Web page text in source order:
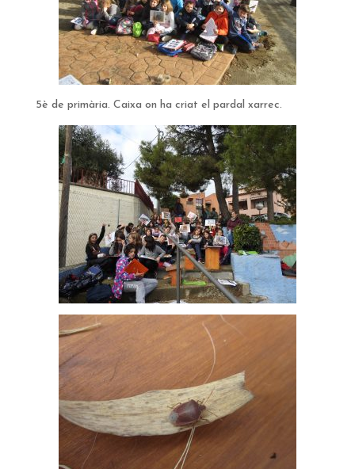
5è de primària. Caixa on ha criat el pardal xarrec.